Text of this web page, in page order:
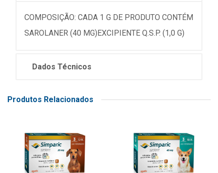
COMPOSIÇÃO: CADA 1 G DE PRODUTO CONTÉM
SAROLANER (40 MG)EXCIPIENTE Q.S.P. (1,0 G)
Dados Técnicos
Produtos Relacionados